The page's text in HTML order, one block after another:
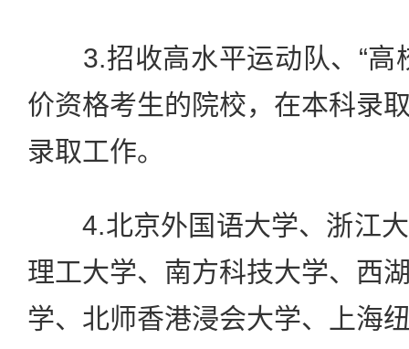
3.招收高水平运动队、“高
价资格考生的院校，在本科录
录取工作。
4.北京外国语大学、浙江大
理工大学、南方科技大学、西
学、北师香港浸会大学、上海